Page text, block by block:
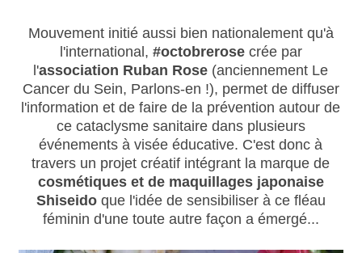
Mouvement initié aussi bien nationalement qu'à
l'international, #octobrerosecrée par
l'association Ruban Rose (anciennement Le
Cancer du Sein, Parlons-en !), permet de diffuser
l'information et de faire de la prévention autour de
ce cataclysme sanitaire dans plusieurs
événements à visée éducative. C'est donc à
travers un projet créatif intégrant la marque de
cosmétiques et de maquillages japonaise
Shiseidoque l'idée de sensibiliser à ce fléau
féminin d'une toute autre façon a émergé...